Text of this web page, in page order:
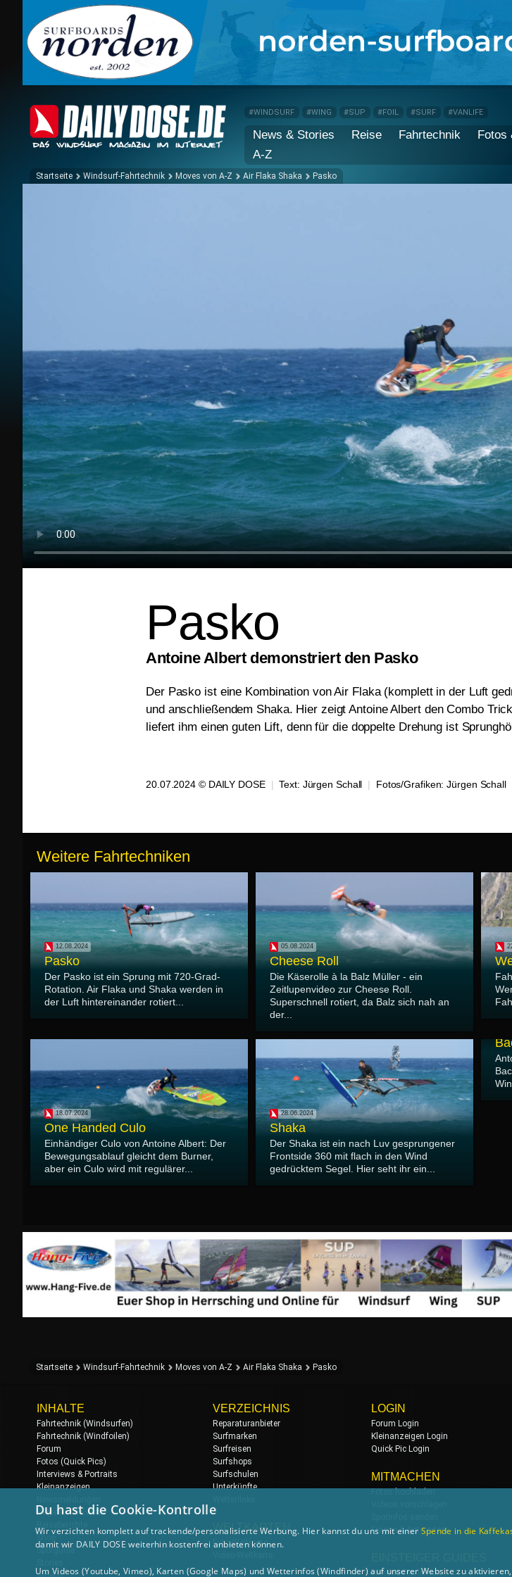
#WINDSURF #WING #SUP #FOIL #SURF #VANLIFE
News & Stories Reise Fahrtechnik Fotos
A-Z
Startseite Windsurf-Fahrtechnik Moves von A-Z Air Flaka Shaka Pasko
Pasko
Antoine Albert demonstriert den Pasko
Der Pasko ist eine Kombination von Air Flaka (komplett in der Luft
und anschließendem Shaka. Hier zeigt Antoine Albert den Combo
liefert ihm einen guten Lift, denn für die doppelte Drehung ist
20.07.2024 © DAILY DOSE | Text: Jürgen Schall | Fotos/Grafiken:Jürgen Schall
Weitere Fahrtechniken
12.08.2024
Pasko
Der Pasko ist ein Sprung mit 720-Grad-
Rotation. Air Flaka und Shaka werden in
der Luft hintereinander rotiert...
05.08.2024
Cheese Roll
Die Käserolle à la Balz Müller - ein
Zeitlupenvideo zur Cheese Roll.
Superschnell rotiert, da Balz sich nah an
der...
18.07.2024
One Handed Culo
Einhändiger Culo von Antoine Albert: Der
Bewegungsablauf gleicht dem Burner,
aber ein Culo wird mit regulärer...
28.06.2024
Shaka
Der Shaka ist ein nach Luv gesprungener
Frontside 360 mit flach in den Wind
gedrücktem Segel. Hier seht ihr ein...
Startseite Windsurf-Fahrtechnik Moves von A-Z Air Flaka Shaka Pasko
INHALTE
Fahrtechnik (Windsurfen)
Fahrtechnik (Windfoilen)
Forum
Fotos (Quick Pics)
Interviews & Portraits
Kleinanzeigen
Regatten & Events
Spotguide
VERZEICHNIS
Reparaturanbieter
Surfmarken
Surfreisen
Surfshops
Surfschulen
Unterkünfte
WELTKARTEN
Foto-Weltkarte
LOGIN
Forum Login
Kleinanzeigen Login
Quick Pic Login
MITMACHEN
Fragen & Antworten
Windsurfen lernen
Du hast die Cookie-Kontrolle
Wir verzichten komplett auf trackende/personalisierte Werbung. Hier kannst du uns mit einer Spende in die
damit wir DAILY DOSE weiterhin kostenfrei anbieten können.
Um Videos (Youtube, Vimeo), Karten (Google Maps) und Wetterinfos (Windfinder) auf unserer Website zu